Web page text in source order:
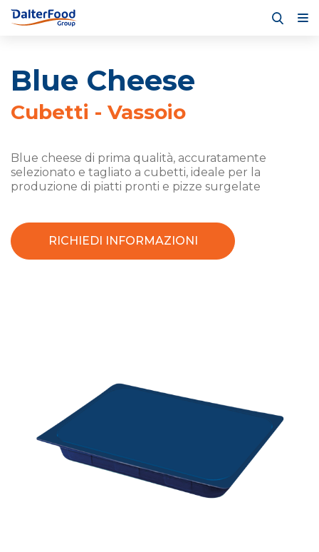
Blue Cheese
Cubetti - Vassoio
Blue cheese di prima qualità, accuratamente
selezionato e tagliato a cubetti, ideale per la
produzione di piatti pronti e pizze surgelate
RICHIEDI INFORMAZIONI